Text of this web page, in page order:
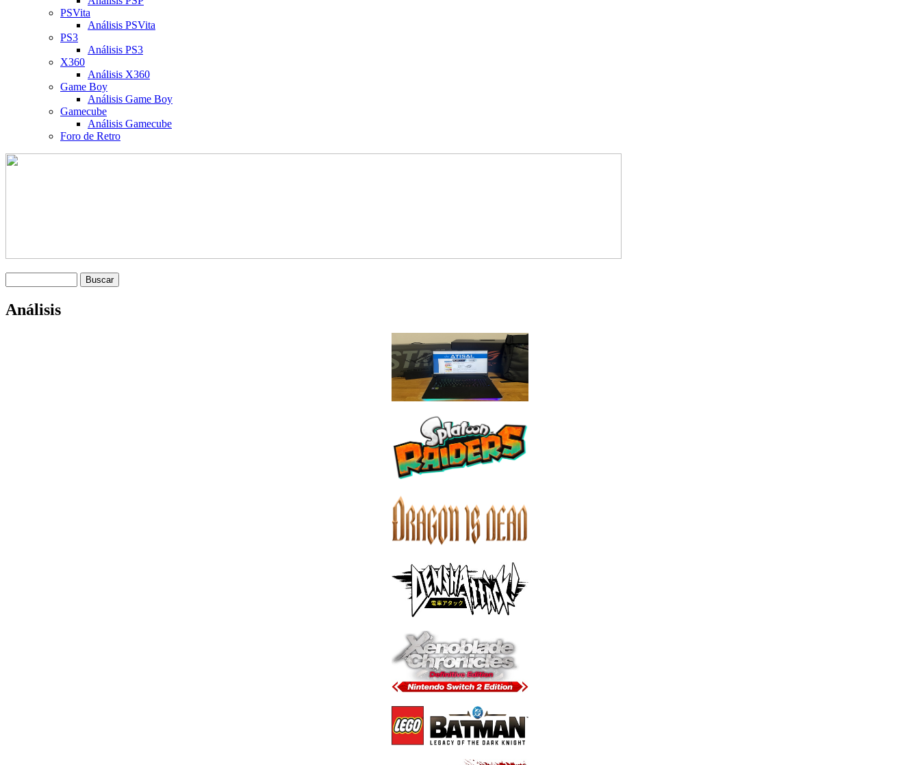
PSVita
Análisis PSVita
PS3
Análisis PS3
X360
Análisis X360
Game Boy
Análisis Game Boy
Gamecube
Análisis Gamecube
Foro de Retro
Análisis